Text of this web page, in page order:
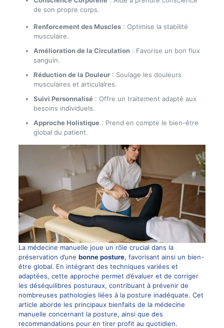
de son propre corps.
Renforcement des Muscles: Optimise la stabilité
musculaire.
Amélioration de la Circulation: Favorise un bon flux
sanguin.
Réduction de la Douleur: Soulage les douleurs
musculaires et articulaires.
Suivi Personnalisé: Offre un traitement adapté aux
besoins individuels.
Approche Holistique: Prend en compte le bien-être
global du patient.
La médecine manuelle joue un rôle crucial dans la
préservation d’une bonne posture, favorisant ainsi un bien-
être global. En intégrant des techniques variées et
adaptées, cette approche permet d’évaluer et de corriger
les déséquilibres posturaux, contribuant à prévenir de
nombreuses pathologies liées à la posture inadéquate. Cet
article aborde les principaux bienfaits de la médecine
manuelle concernant la posture, ainsi que des
recommandations pour en tirer profit au quotidien.